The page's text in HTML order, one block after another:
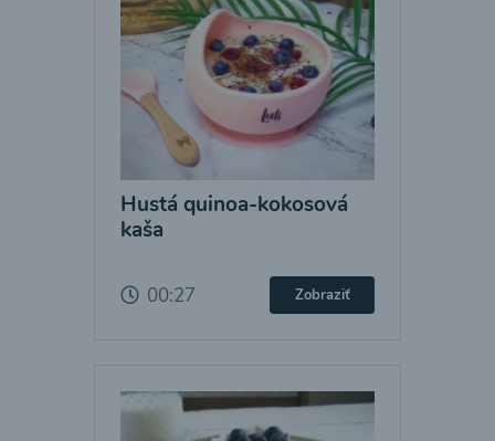
Hustá quinoa-kokosová
kaša
00:27 Zobraziť